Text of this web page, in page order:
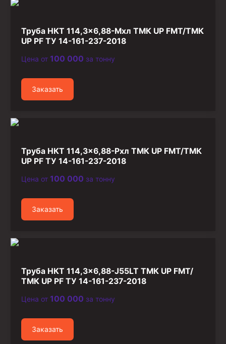
Стропы цепные
Канаты стальные
Элементы линии обвязки
Труба НКТ 114,3×6,88-Мхл ТМК UP FMT/ТМК
UP PF ТУ 14-161-237-2018
Цена от 100 000 за тонну
Заказать
Труба НКТ 114,3×6,88-Рхл ТМК UP FMT/ТМК
UP PF ТУ 14-161-237-2018
Цена от 100 000 за тонну
Заказать
Труба НКТ 114,3×6,88-J55LT ТМК UP FMT/
ТМК UP PF ТУ 14-161-237-2018
Цена от 100 000 за тонну
Заказать